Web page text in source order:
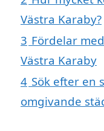
Västra Karaby?
3 Fördelar
Västra Karaby
4 Sök efter en
omgivande